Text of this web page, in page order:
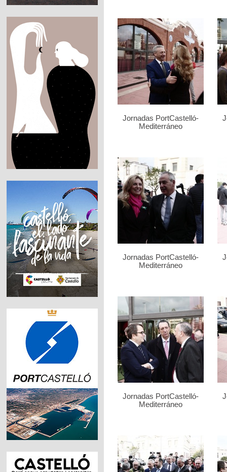
Jornadas PortCastelló-
Mediterráneo
Jornadas PortCastelló-
Mediterráneo
Jornadas PortCastelló-
Mediterráneo